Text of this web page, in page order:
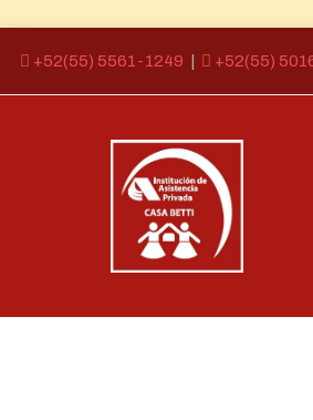
+52(55) 5561-1249 | +52(55)